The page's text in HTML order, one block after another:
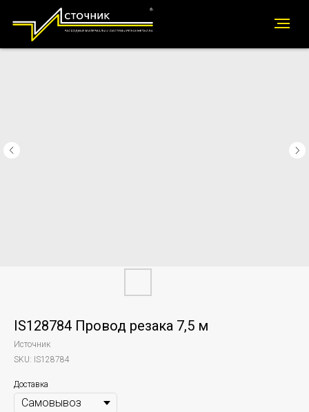
IS128784 Провод резака 7,5 м
Источник
SKU: IS128784
Доставка